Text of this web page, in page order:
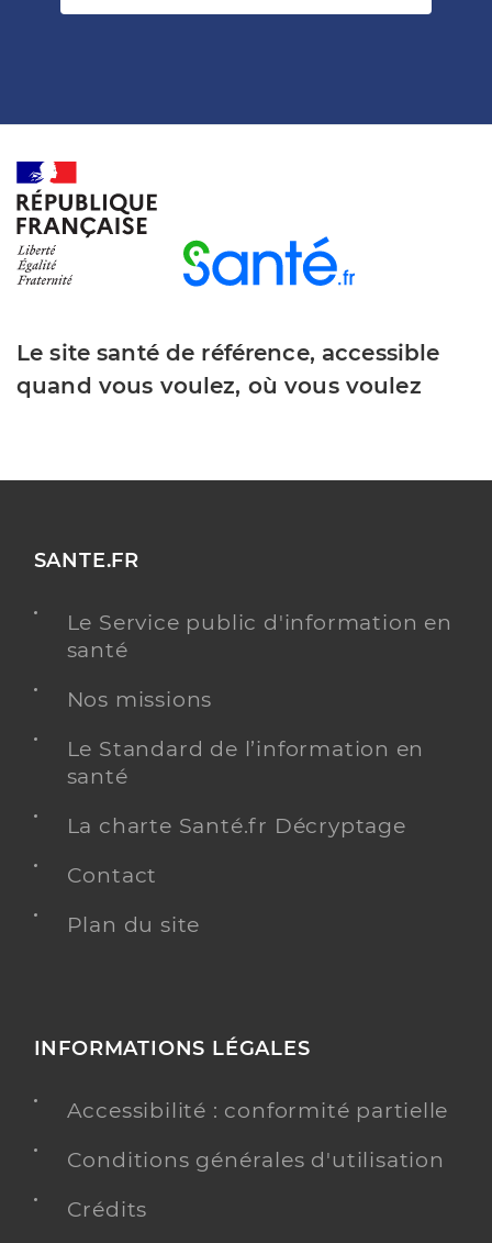
Le site santé de référence, accessible
quand vous voulez, où vous voulez
SANTE.FR
Le Service public d'information en
santé
Nos missions
Le Standard de l’information en
santé
La charte Santé.fr Décryptage
Contact
Plan du site
INFORMATIONS LÉGALES
Accessibilité : conformité partielle
Conditions générales d'utilisation
Crédits